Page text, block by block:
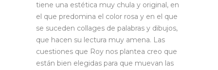
tiene una estética muy chula y original, en
el que predomina el color rosa y en el que
se suceden collages de palabras y dibujos,
que hacen su lectura muy amena. Las
cuestiones que Roy nos plantea creo que
están bien elegidas para que muevan las